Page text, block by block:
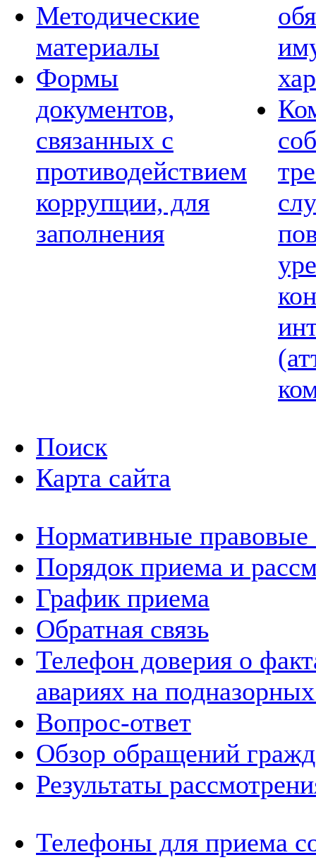
Методические
материалы
Формы
документов,
связанных с
противодействием
коррупции, для
заполнения
Поиск
Карта сайта
Нормативные правовые
Порядок приема и
График приема
Обратная связь
Телефон доверия о
авариях на
Вопрос-ответ
Обзор обращений
Результаты
Телефоны для приема